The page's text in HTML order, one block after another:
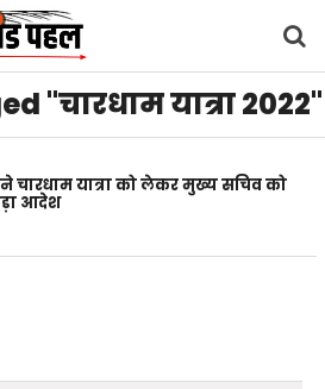
सिंह नगरचंपावतचमोलीटिहरी गढ़वाल
गढ़वालबागेश्वररुद्रप्रयागहरिद्वार देशदुनिया
"चारधाम यात्रा 2022"
ने चारधाम यात्रा को लेकर मुख्य सचिव को
आदेश